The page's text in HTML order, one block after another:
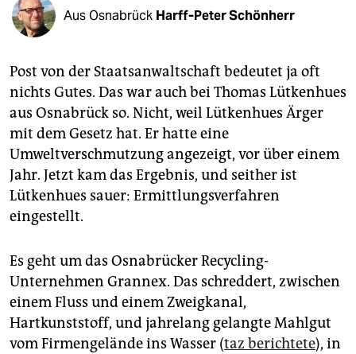
fragen & hilfe
unterstützen
abo
genossenschaft
epaper login
Aus Osnabrück Harff-Peter Schönherr
Post von der Staatsanwaltschaft bedeutet ja oft
nichts Gutes. Das war auch bei Thomas Lütkenhues
aus Osnabrück so. Nicht, weil Lütkenhues Ärger
mit dem Gesetz hat. Er hatte eine
Umweltverschmutzung angezeigt, vor über einem
Jahr. Jetzt kam das Ergebnis, und seither ist
Lütkenhues sauer: Ermittlungsverfahren
eingestellt.
Es geht um das Osnabrücker Recycling-
Unternehmen Grannex. Das schreddert, zwischen
einem Fluss und einem Zweigkanal,
Hartkunststoff, und jahrelang gelangte Mahlgut
vom Firmengelände ins Wasser (taz berichtete), in